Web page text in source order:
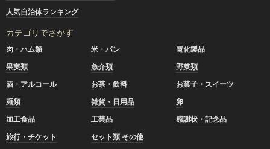
人気自治体ランキング
カテゴリでさがす
肉・ハム類 米・パン
電化製品
果実類
魚介類
野菜類
酒・アルコール
お茶・飲料
お菓子・スイーツ
麺類
雑貨・日用品
卵
加工食品
工芸品
感謝状・記念品
旅行・チケット
セット類 その他